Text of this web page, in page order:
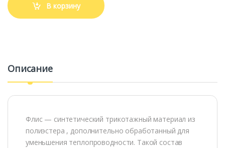
В корзину
Описание
Флис — синтетический трикотажный материал из
полиэстера , дополнительно обработанный для
уменьшения теплопроводности. Такой состав